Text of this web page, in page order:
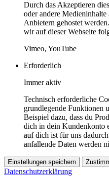
Durch das Akzeptieren
oder andere
Anbietern gehostet
wir auf dieser Webseite
Vimeo, YouTube
Erforderlich
Immer aktiv
Technisch erforderliche
grundlegende Funktionen
Beispiel dazu, dass du
dich in dein Kundenkonto
auf dich ist für uns
anfallende Daten werden
Einstellungen speichern
Datenschutzerklärung